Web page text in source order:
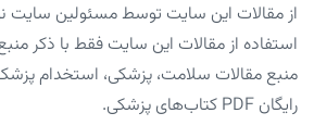
از مقالات این سایت توسط مسئولین سایت
استفاده از مقالات این سایت فقط با ذکر
منبع مقالات سلامت، پزشکی، استخدام
رایگان PDF کتاب‌های پزشکی.